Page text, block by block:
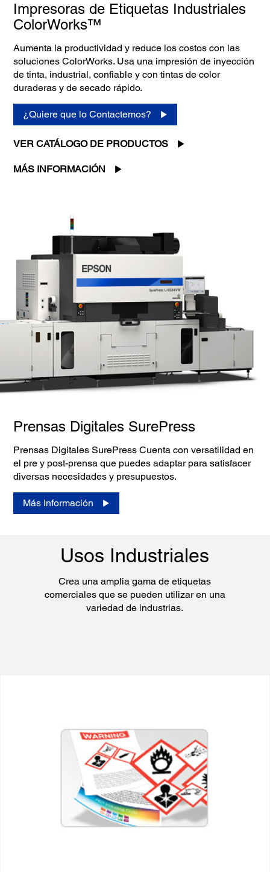
Impresoras de Etiquetas Industriales
ColorWorks™
Aumenta la productividad y reduce los costos con las
soluciones ColorWorks. Usa una impresión de inyección
de tinta, industrial, confiable y con tintas de color
duraderas y de secado rápido.
¿Quiere que lo Contactemos?
VER CATÁLOGO DE PRODUCTOS
MÁS INFORMACIÓN
Prensas Digitales SurePress
Prensas Digitales SurePress Cuenta con versatilidad en
el pre y post-prensa que puedes adaptar para satisfacer
diversas necesidades y presupuestos.
Más Información
Usos Industriales
Crea una amplia gama de etiquetas
comerciales que se pueden utilizar en una
variedad de industrias.